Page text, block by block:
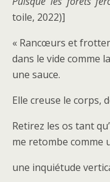
toile, 2022)]
« Rancœurs et
dans le vide comme
une sauce.
Elle creuse le corps,
Retirez les os tant
me retombe comme
une inquiétude